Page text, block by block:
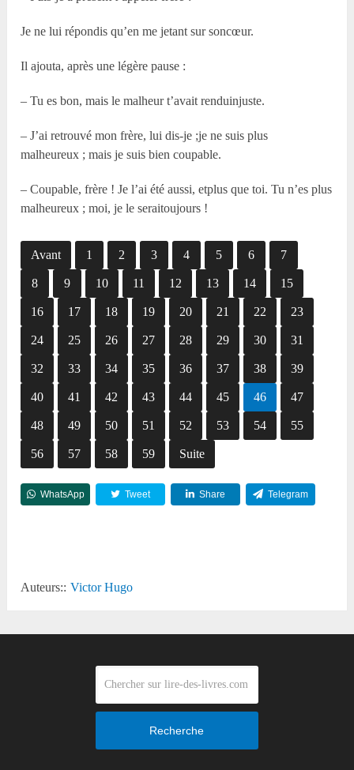
Je ne lui répondis qu’en me jetant sur soncœur.
Il ajouta, après une légère pause :
– Tu es bon, mais le malheur t’avait renduinjuste.
– J’ai retrouvé mon frère, lui dis-je ;je ne suis plus
malheureux ; mais je suis bien coupable.
– Coupable, frère ! Je l’ai été aussi, etplus que toi. Tu n’es plus
malheureux ; moi, je le seraitoujours !
Avant 1 2 3 4 5 6 7
8 9 10 11 12 13 14 15
16 17 18 19 20 21 22 23
24 25 26 27 28 29 30 31
32 33 34 35 36 37 38 39
40 41 42 43 44 45 46 47
48 49 50 51 52 53 54 55
56 57 58 59 Suite
WhatsApp Tweet Share Telegram
Auteurs:: Victor Hugo
Recherche